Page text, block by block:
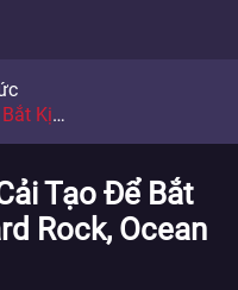
Ocean
Tạo Để Bắt
Rock, Ocean